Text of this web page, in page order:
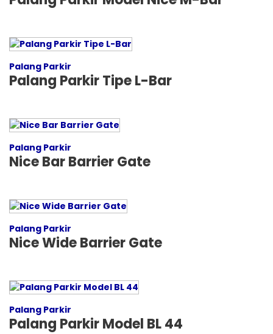
Palang Parkir
Palang Parkir Tipe L-Bar
Palang Parkir
Nice Bar Barrier Gate
Palang Parkir
Nice Wide Barrier Gate
Palang Parkir
Palang Parkir Model BL 44